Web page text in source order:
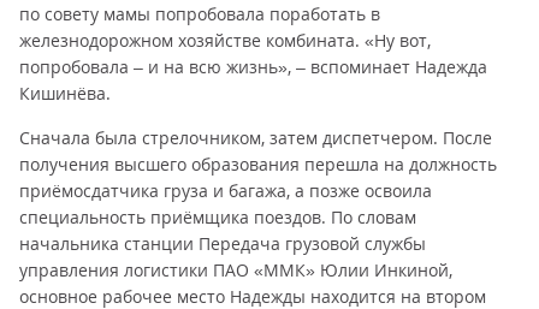
по совету мамы попробовала поработать в
железнодорожном хозяйстве комбината. «Ну вот,
попробовала – и на всю жизнь», – вспоминает Надежда
Кишинёва.
Сначала была стрелочником, затем диспетчером. После
получения высшего образования перешла на должность
приёмосдатчика груза и багажа, а позже освоила
специальность приёмщика поездов. По словам
начальника станции Передача грузовой службы
управления логистики ПАО «ММК» Юлии Инкиной,
основное рабочее место Надежды находится на втором